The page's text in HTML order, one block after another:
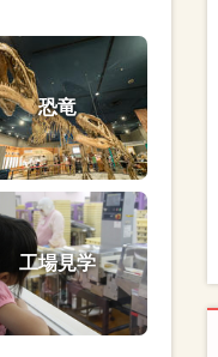
恐竜
工場見学